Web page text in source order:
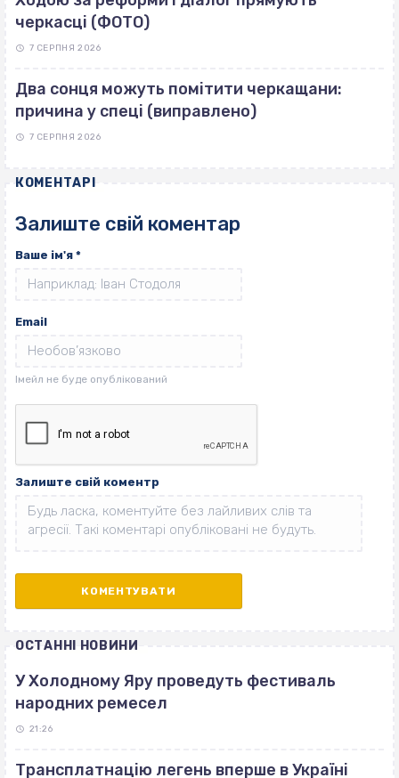
черкасці (ФОТО)
7 СЕРПНЯ 2026
Два сонця можуть помітити черкащани:
причина у спеці (виправлено)
7 СЕРПНЯ 2026
КОМЕНТАРІ
Залиште свій коментар
Ваше ім'я *
Email
Залиште свій коментр
ОСТАННІ НОВИНИ
У Холодному Яру проведуть фестиваль
народних ремесел
21:26
Трансплатнацію легень вперше в Україні